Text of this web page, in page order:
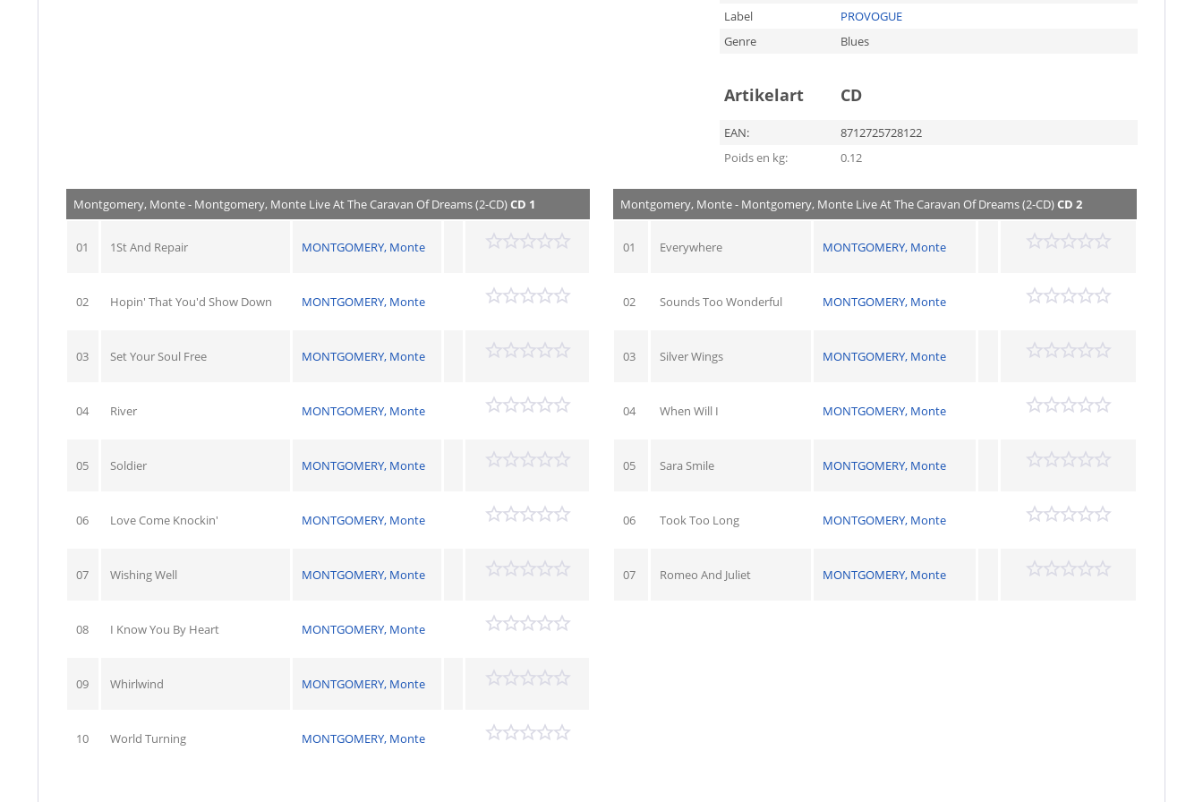
Label
PROVOGUE
Genre
Blues
Artikelart CD
EAN:
8712725728122
Poids en kg:
0.12
Montgomery, Monte - Montgomery, Monte Live At The Caravan Of Dreams (2-CD)CD 1
01 1St And Repair MONTGOMERY, Monte
02 Hopin' That You'd Show Down MONTGOMERY, Monte
03 Set Your Soul Free MONTGOMERY, Monte
04 River MONTGOMERY, Monte
05 Soldier MONTGOMERY, Monte
06 Love Come Knockin' MONTGOMERY, Monte
07 Wishing Well MONTGOMERY, Monte
08 I Know You By Heart MONTGOMERY, Monte
09 Whirlwind MONTGOMERY, Monte
10 World Turning MONTGOMERY, Monte
Montgomery, Monte - Montgomery, Monte Live At The Caravan Of Dreams (2-CD)CD 2
01 Everywhere MONTGOMERY, Monte
02 Sounds Too Wonderful MONTGOMERY, Monte
03 Silver Wings MONTGOMERY, Monte
04 When Will I MONTGOMERY, Monte
05 Sara Smile MONTGOMERY, Monte
06 Took Too Long MONTGOMERY, Monte
07 Romeo And Juliet MONTGOMERY, Monte